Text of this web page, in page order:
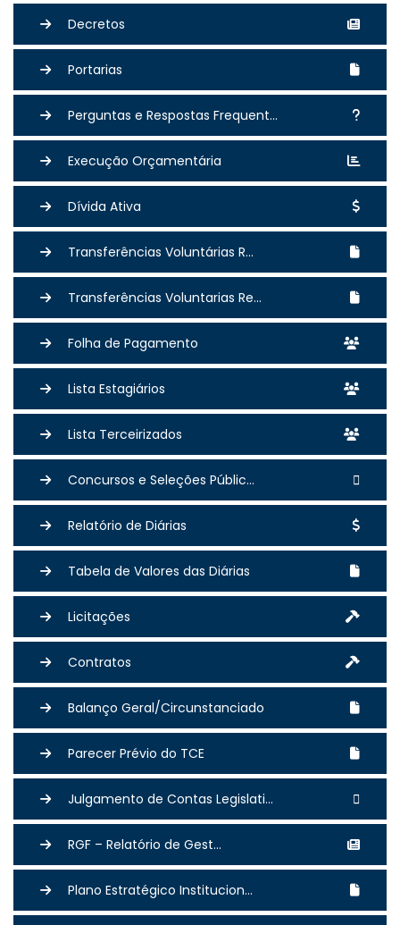
Decretos
Portarias
Perguntas e Respostas Frequent...
Execução Orçamentária
Dívida Ativa
Transferências Voluntárias R...
Transferências Voluntarias Re...
Folha de Pagamento
Lista Estagiários
Lista Terceirizados
Concursos e Seleções Públic...
Relatório de Diárias
Tabela de Valores das Diárias
Licitações
Contratos
Balanço Geral/Circunstanciado
Parecer Prévio do TCE
Julgamento de Contas Legislati...
RGF – Relatório de Gest...
Plano Estratégico Institucion...